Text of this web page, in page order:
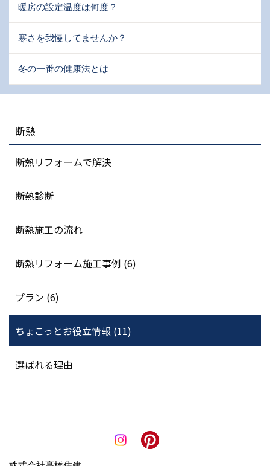
暖房の設定温度は何度？
寒さを我慢してませんか？
冬の一番の健康法とは
断熱
断熱リフォームで解決
断熱診断
断熱施工の流れ
断熱リフォーム施工事例 (6)
プラン (6)
ちょこっとお役立情報 (11)
選ばれる理由